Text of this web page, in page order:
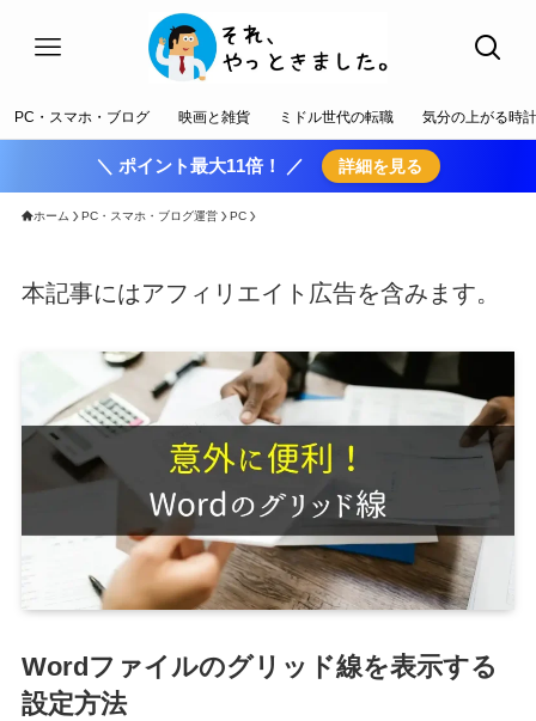
PC・スマホ・ブログ 映画と雑貨 ミドル世代の転職 気分の上がる時計
＼ ポイント最大11倍！ ／ 詳細を見る
ホーム PC・スマホ・ブログ運営 PC
本記事にはアフィリエイト広告を含みます。
Wordファイルのグリッド線を表示する
設定方法